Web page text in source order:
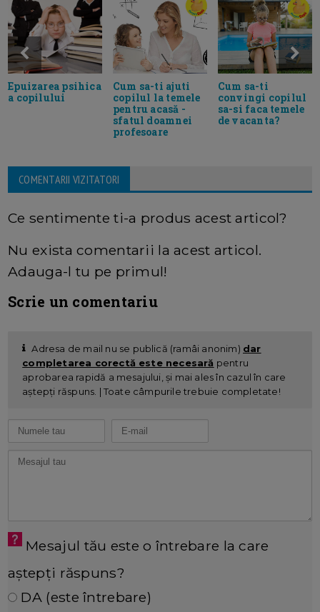
Epuizarea psihica
a copilului
Cum sa-ti ajuti
copilul la temele
pentru acasă -
sfatul doamnei
profesoare
Cum sa-ti
convingi copilul
sa-si faca temele
de vacanta?
COMENTARII VIZITATORI
Ce sentimente ti-a produs acest articol?
Nu exista comentarii la acest articol.
Adauga-l tu pe primul!
Scrie un comentariu
Adresa de mail nu se publică (ramâi anonim) dar
completarea corectă este necesară pentru
aprobarea rapidă a mesajului, și mai ales în cazul în care
aștepți răspuns. | Toate câmpurile trebuie completate!
Mesajul tău este o întrebare la care
aștepți răspuns?
DA (este întrebare)